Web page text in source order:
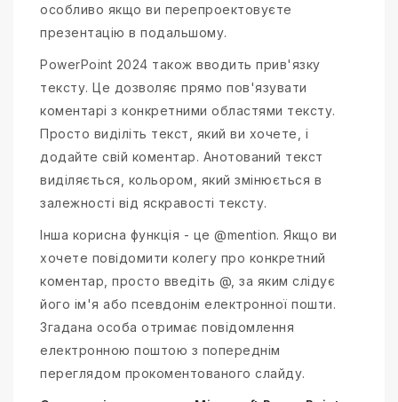
особливо якщо ви перепроектовуєте
презентацію в подальшому.
PowerPoint 2024 також вводить прив'язку
тексту. Це дозволяє прямо пов'язувати
коментарі з конкретними областями тексту.
Просто виділіть текст, який ви хочете, і
додайте свій коментар. Анотований текст
виділяється, кольором, який змінюється в
залежності від яскравості тексту.
Інша корисна функція - це @mention. Якщо ви
хочете повідомити колегу про конкретний
коментар, просто введіть @, за яким слідує
його ім'я або псевдонім електронної пошти.
Згадана особа отримає повідомлення
електронною поштою з попереднім
переглядом прокоментованого слайду.